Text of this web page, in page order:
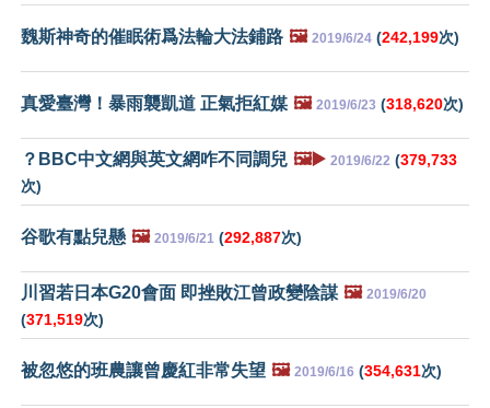
魏斯神奇的催眠術爲法輪大法鋪路 🖼️ 2019/6/24 (242,199次)
真愛臺灣！暴雨襲凱道 正氣拒紅媒 🖼️ 2019/6/23 (318,620次)
？BBC中文網與英文網咋不同調兒 🖼️▶️ 2019/6/22 (379,733
次)
谷歌有點兒懸 🖼️ 2019/6/21 (292,887次)
川習若日本G20會面 即挫敗江曾政變陰謀 🖼️ 2019/6/20
(371,519次)
被忽悠的班農讓曾慶紅非常失望 🖼️ 2019/6/16 (354,631次)